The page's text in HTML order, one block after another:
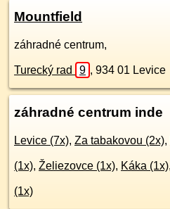
Mountfield
záhradné centrum,
Turecký rad 9 , 934 01 Levice
záhradné centrum inde
Levice (7x), Za tabakovou (2x),
(1x), Želiezovce (1x), Káka (1x),
(1x)